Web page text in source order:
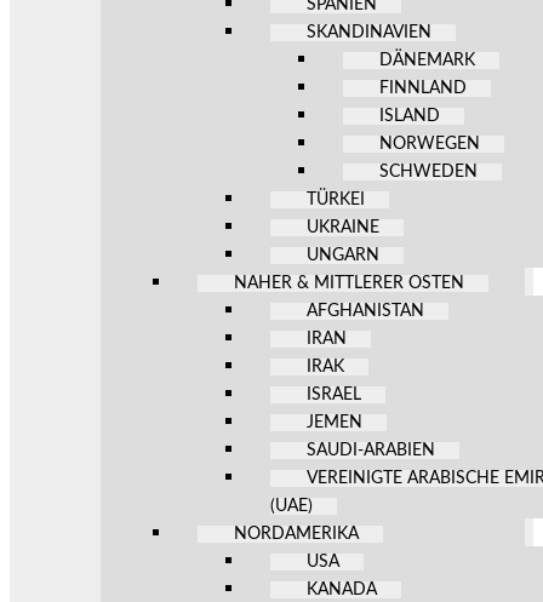
SPANIEN
SKANDINAVIEN
DÄNEMARK
FINNLAND
ISLAND
NORWEGEN
SCHWEDEN
TÜRKEI
UKRAINE
UNGARN
NAHER & MITTLERER OSTEN
AFGHANISTAN
IRAN
IRAK
ISRAEL
JEMEN
SAUDI-ARABIEN
VEREINIGTE ARABISCHE
(UAE)
NORDAMERIKA
USA
KANADA